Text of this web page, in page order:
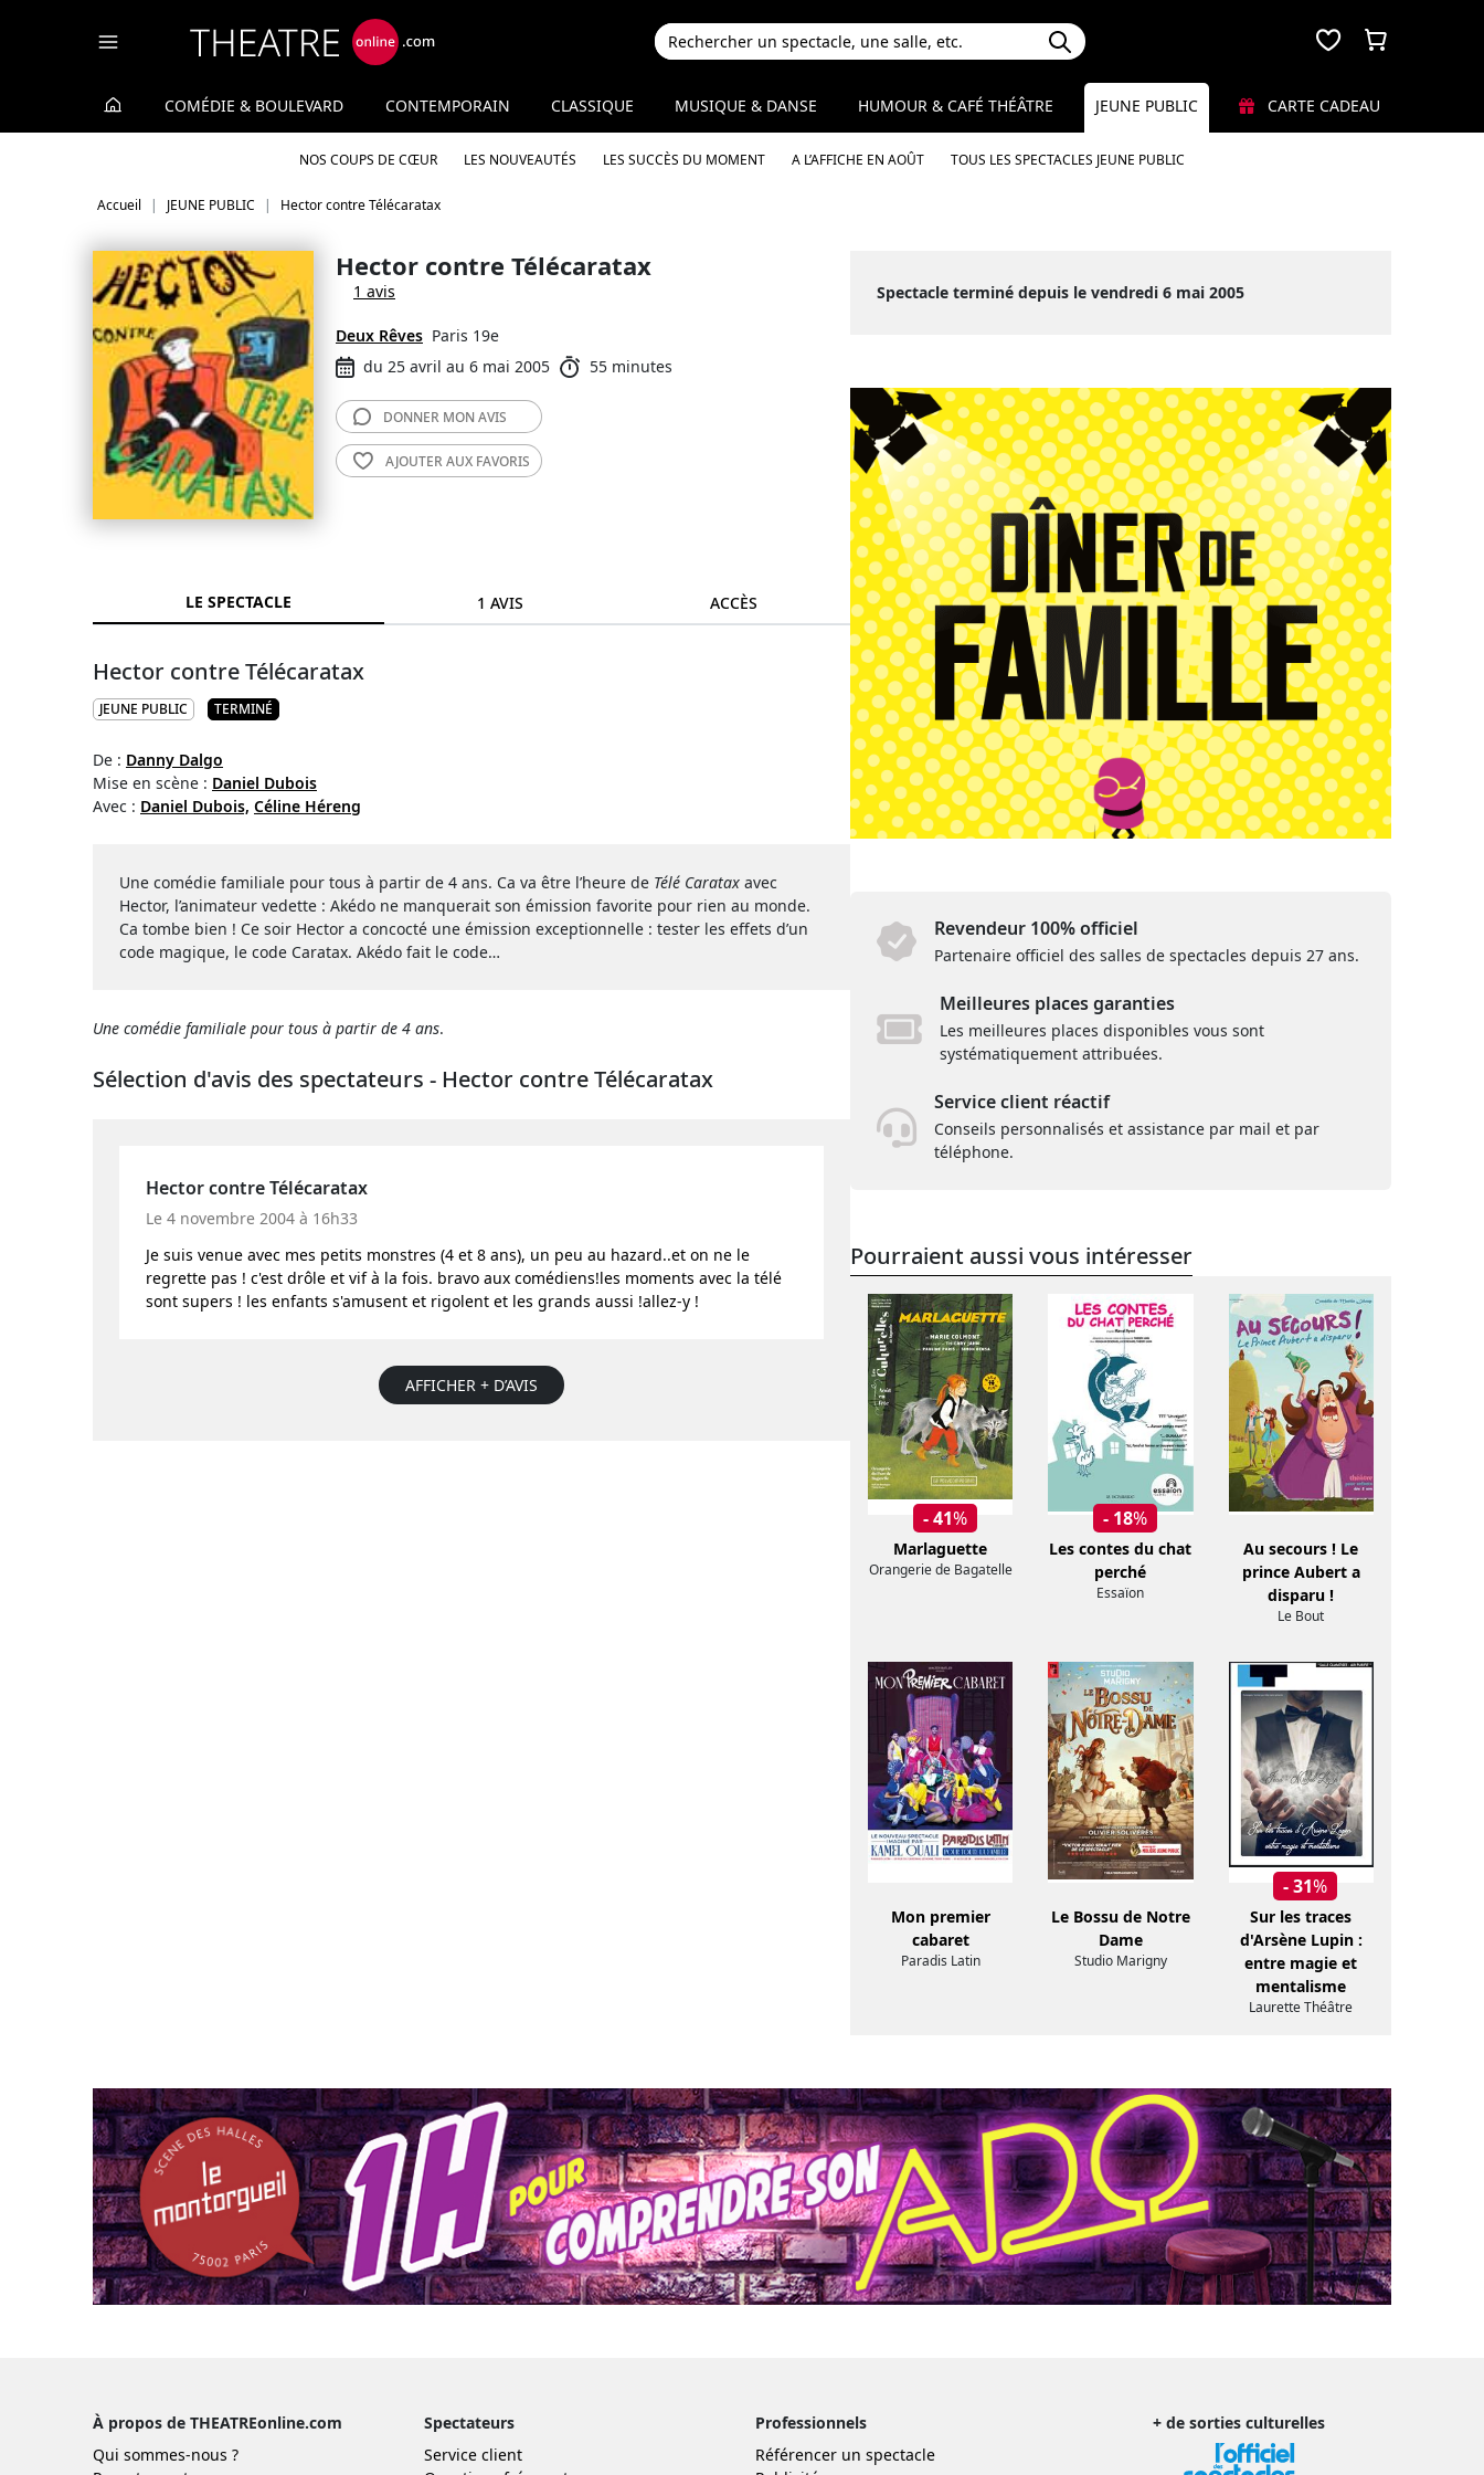
COMÉDIE & BOULEVARD CONTEMPORAIN CLASSIQUE MUSIQUE & DANSE HUMOUR & CAFÉ THÉÂTRE JEUNE PUBLIC
NOS COUPS DE CŒUR LES NOUVEAUTÉS LES SUCCÈS DU MOMENT A L’AFFICHE EN AOÛT TOUS LES SPECTACLES JEUNE PUBLIC
CARTE CADEAU
Accueil JEUNE PUBLIC Hector contre Télécaratax
Hector contre Télécaratax
1 avis
Deux Rêves Paris 19e
du 25 avril au 6 mai 2005
55 minutes
DONNER MON AVIS
AJOUTER AUX FAVORIS
LE SPECTACLE 1 AVIS ACCÈS
Hector contre Télécaratax
JEUNE PUBLIC TERMINÉ
De : Danny Dalgo
Mise en scène : Daniel Dubois
Avec : Daniel Dubois, Céline Héreng
Une comédie familiale pour tous à partir de 4 ans. Ca va être l’heure de Télé Caratax avec
Hector, l’animateur vedette : Akédo ne manquerait son émission favorite pour rien au monde.
Ca tombe bien ! Ce soir Hector a concocté une émission exceptionnelle : tester les effets d’un
code magique, le code Caratax. Akédo fait le code…
Une comédie familiale pour tous à partir de 4 ans.
Sélection d'avis des spectateurs - Hector contre Télécaratax
Hector contre Télécaratax
Le 4 novembre 2004 à 16h33
Je suis venue avec mes petits monstres (4 et 8 ans), un peu au hazard..et on ne le
regrette pas ! c'est drôle et vif à la fois. bravo aux comédiens!les moments avec la télé
sont supers ! les enfants s'amusent et rigolent et les grands aussi !allez-y !
AFFICHER + D’AVIS
Spectacle terminé depuis le vendredi 6 mai 2005
Revendeur 100% officiel
Partenaire officiel des salles de spectacles depuis 27 ans.
Meilleures places garanties
Les meilleures places disponibles vous sont
systématiquement attribuées.
Service client réactif
Conseils personnalisés et assistance par mail et par
téléphone.
Pourraient aussi vous intéresser
- 41%
Marlaguette
Orangerie de Bagatelle
- 18%
Les contes du chat
perché
Essaïon
Au secours ! Le
prince Aubert a
disparu !
Le Bout
Mon premier
cabaret
Paradis Latin
Le Bossu de Notre
Dame
Studio Marigny
- 31%
Sur les traces
d'Arsène Lupin :
entre magie et
mentalisme
Laurette Théâtre
À propos de THEATREonline.com
Qui sommes-nous ?
Spectateurs
Service client
Professionnels
Référencer un spectacle
+ de sorties culturelles